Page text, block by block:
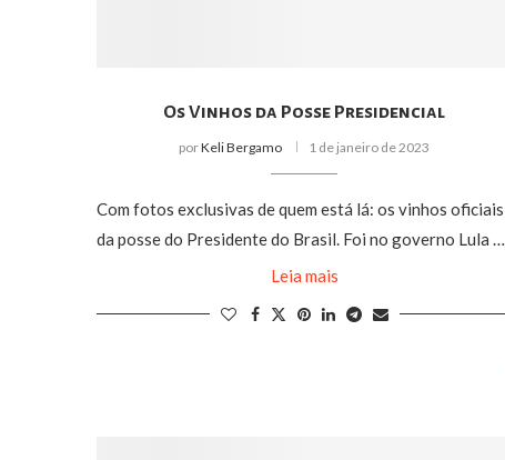
Os Vinhos da Posse Presidencial
porKeli Bergamo 1 de janeiro de 2023
Com fotos exclusivas de quem está lá: os vinhos oficiais
da posse do Presidente do Brasil. Foi no governo Lula …
Leia mais